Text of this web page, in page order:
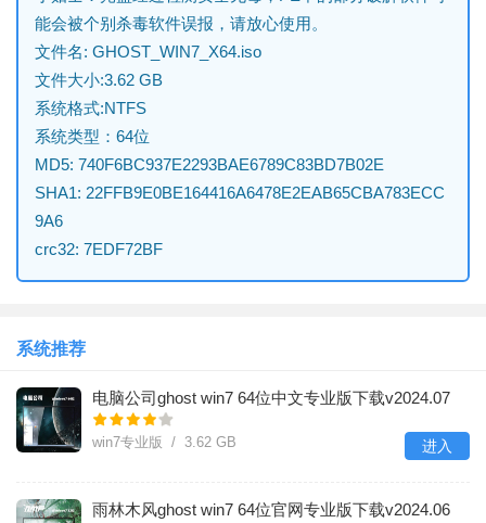
能会被个别杀毒软件误报，请放心使用。
文件名: GHOST_WIN7_X64.iso
文件大小:3.62 GB
系统格式:NTFS
系统类型：64位
MD5: 740F6BC937E2293BAE6789C83BD7B02E
SHA1: 22FFB9E0BE164416A6478E2EAB65CBA783ECC
9A6
crc32: 7EDF72BF
系统推荐
电脑公司ghost win7 64位中文专业版下载v2024.07
win7专业版 / 3.62 GB 进入
雨林木风ghost win7 64位官网专业版下载v2024.06